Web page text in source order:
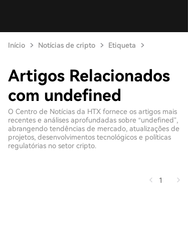
Início Notícias de cripto Etiqueta
Artigos Relacionados
com undefined
O Centro de Notícias da HTX fornece os artigos mais
recentes e análises aprofundadas sobre “undefined”,
abrangendo tendências de mercado, atualizações de
projetos, desenvolvimentos tecnológicos e políticas
regulatórias no setor cripto.
1